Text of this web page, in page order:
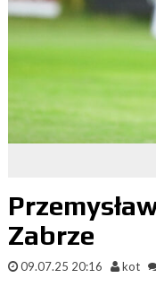
Zabrze
09.07.25 20:16 kot